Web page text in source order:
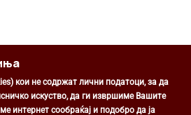
кои не содржат лични податоци, за да
искуство, да ги извршиме Вашите
интернет сообраќај и подобро да ја